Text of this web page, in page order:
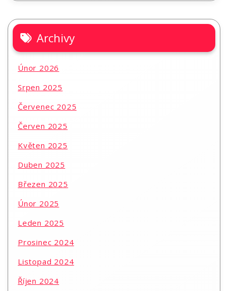
Archivy
Únor 2026
Srpen 2025
Červenec 2025
Červen 2025
Květen 2025
Duben 2025
Březen 2025
Únor 2025
Leden 2025
Prosinec 2024
Listopad 2024
Říjen 2024